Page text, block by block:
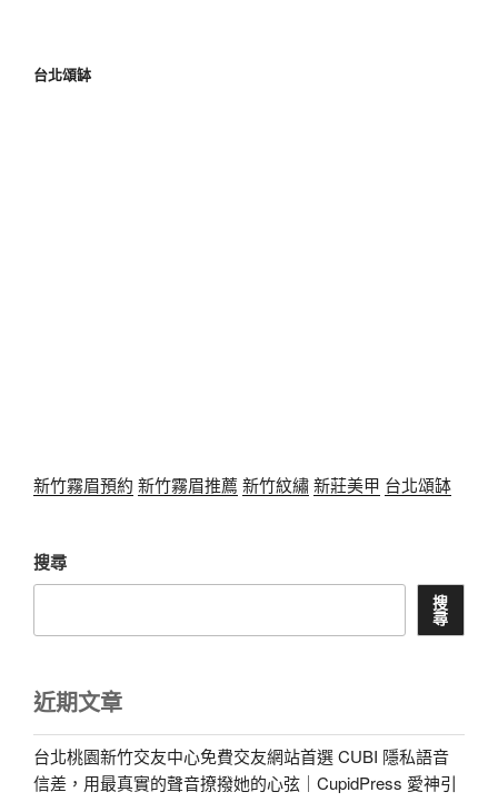
台北頌缽
新竹霧眉預約 新竹霧眉推薦 新竹紋繡新莊美甲 台北頌缽
搜尋
搜
尋
近期文章
台北桃園新竹交友中心免費交友網站首選 CUBI 隱私語音
信差，用最真實的聲音撩撥她的心弦｜CupidPress 愛神引